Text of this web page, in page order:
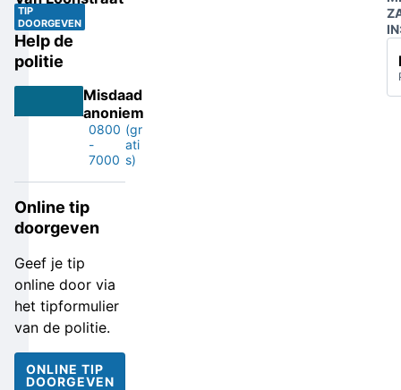
TIP
DOORGEVEN
Help de
politie
Misdaad
anoniem
0800
-
7000
(gr
ati
s)
Online tip
doorgeven
Geef je tip
online door via
het tipformulier
van de politie.
ONLINE TIP
DOORGEVEN